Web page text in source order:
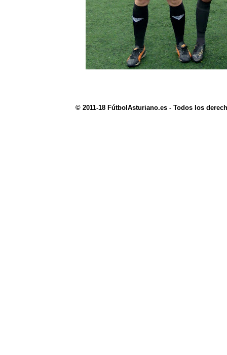
© 2011-18 FútbolAsturiano.es - Todos los